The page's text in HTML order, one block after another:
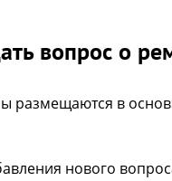
вопрос о
размещаются в
нового